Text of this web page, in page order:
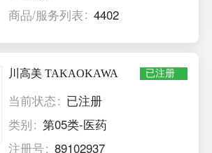
商品/服务列表
4402
川高美 TAKAOKAWA 已注册
当前状态
已注册
类别
第05类-医药
注册号
89102937